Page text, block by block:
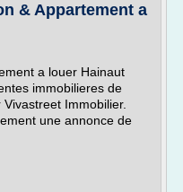
& Appartement a
a louer Hainaut
immobilieres de
Immobilier.
une annonce de